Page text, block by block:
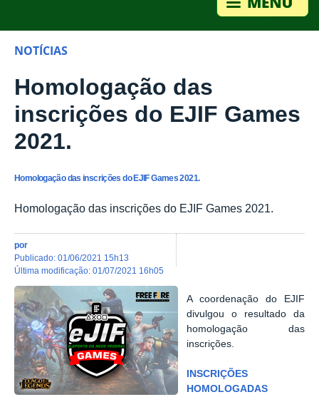
NOTÍCIAS
Homologação das
inscrições do EJIF Games
2021.
Homologação das inscrições do EJIF Games 2021.
Homologação das inscrições do EJIF Games 2021.
por
publicado: 01/06/2021 15h13
última modificação: 01/07/2021 16h05
A coordenação do EJIF
divulgou o resultado da
homologação das
inscrições.
INSCRIÇÕES
HOMOLOGADAS